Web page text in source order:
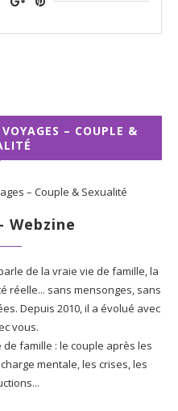
– COUPLE &
Webzine
de la vraie vie de famille, la
réelle... sans mensonges, sans
Depuis 2010, il a évolué avec
vous.
famille : le couple après les
mentale, les crises, les